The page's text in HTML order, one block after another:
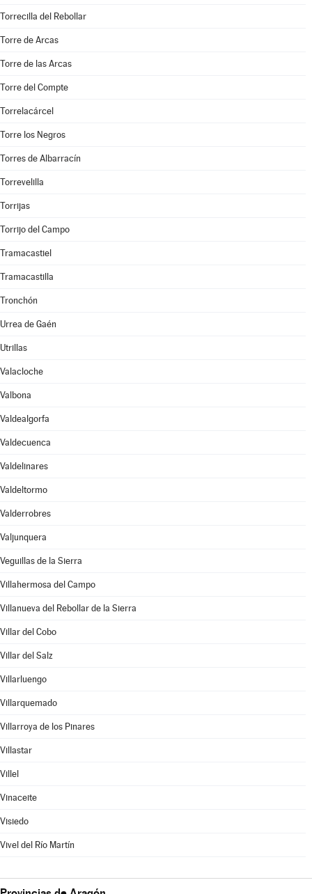
Torrecilla del Rebollar
Torre de Arcas
Torre de las Arcas
Torre del Compte
Torrelacárcel
Torre los Negros
Torres de Albarracín
Torrevelilla
Torrijas
Torrijo del Campo
Tramacastiel
Tramacastilla
Tronchón
Urrea de Gaén
Utrillas
Valacloche
Valbona
Valdealgorfa
Valdecuenca
Valdelinares
Valdeltormo
Valderrobres
Valjunquera
Veguillas de la Sierra
Villahermosa del Campo
Villanueva del Rebollar de la Sierra
Villar del Cobo
Villar del Salz
Villarluengo
Villarquemado
Villarroya de los Pinares
Villastar
Villel
Vinaceite
Visiedo
Vivel del Río Martín